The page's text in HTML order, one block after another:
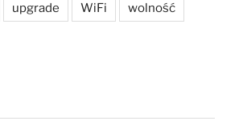
upgrade WiFi wolność